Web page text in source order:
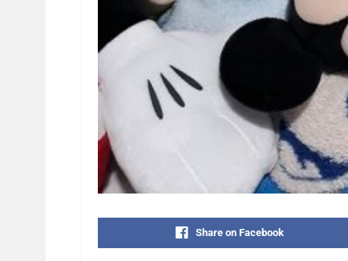
Share on Facebook